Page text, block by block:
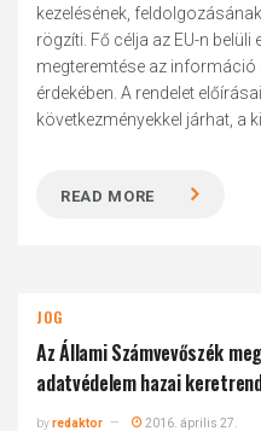
kezelésének,
rögzíti. Fő célja az EU-n
megteremtése az
érdekében. A rendelet
következményekkel járhat, a
READ MORE
JOG
Az Állami Számvevőszék
adatvédelem hazai
byredaktor 2016. április 27.